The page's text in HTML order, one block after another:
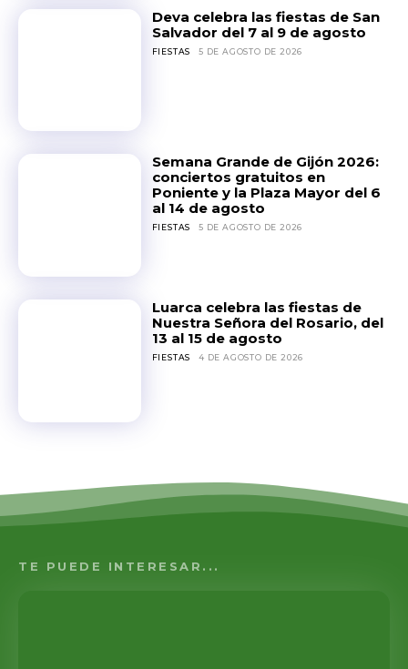
Deva celebra las fiestas de San
Salvador del 7 al 9 de agosto
FIESTAS 5 DE AGOSTO DE 2026
Semana Grande de Gijón 2026:
conciertos gratuitos en
Poniente y la Plaza Mayor del 6
al 14 de agosto
FIESTAS 5 DE AGOSTO DE 2026
Luarca celebra las fiestas de
Nuestra Señora del Rosario, del
13 al 15 de agosto
FIESTAS 4 DE AGOSTO DE 2026
TE PUEDE INTERESAR...